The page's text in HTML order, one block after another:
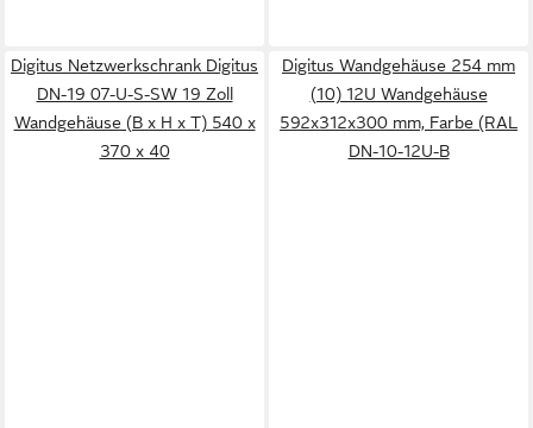
Digitus Netzwerkschrank Digitus
DN-19 07-U-S-SW 19 Zoll
Wandgehäuse (B x H x T) 540 x
370 x 40
Digitus Wandgehäuse 254 mm
(10) 12U Wandgehäuse
592x312x300 mm, Farbe (RAL
DN-10-12U-B